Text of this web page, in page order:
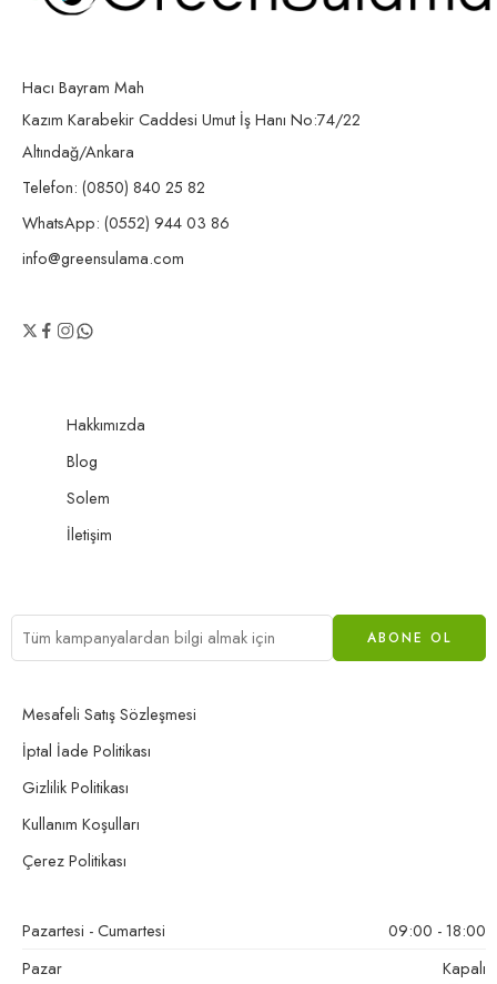
Hacı Bayram Mah
Kazım Karabekir Caddesi Umut İş Hanı No:74/22
Altındağ/Ankara
Telefon: (0850) 840 25 82
WhatsApp: (0552) 944 03 86
info@greensulama.com
Hakkımızda
Blog
Solem
İletişim
Mesafeli Satış Sözleşmesi
İptal İade Politikası
Gizlilik Politikası
Kullanım Koşulları
Çerez Politikası
Pazartesi - Cumartesi
09:00 - 18:00
Pazar
Kapalı